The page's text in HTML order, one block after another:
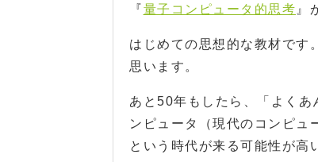
『量子コンピュータ的思考 』
はじめての思想的な教材です
思います。
あと50年もしたら、「よくあ
ンピュータ（現代のコンピュ
という時代が来る可能性が高